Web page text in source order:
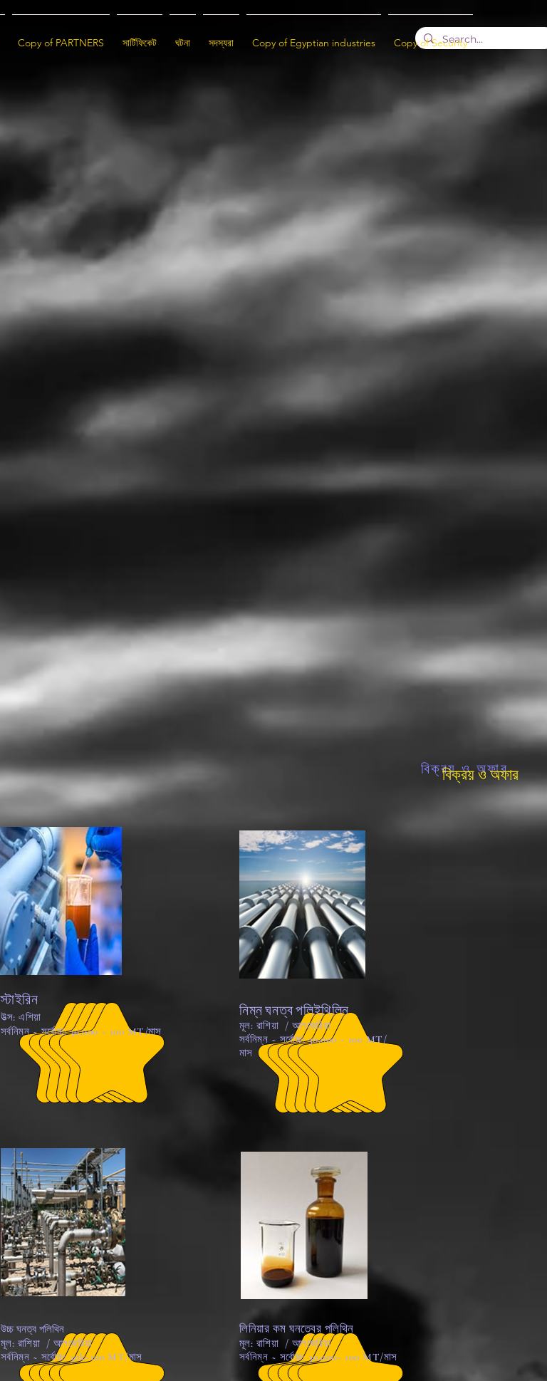
Copy of PARTNERS সার্টিফিকেট ঘটনা সদস্যরা Copy of Egyptian industries Copy of Security
স্টাইরিন
উত্স: এশিয়া
সর্বনিম্ন ~ সর্বোচ্চ: 30,000 ~ 100 MT/মাস
বিক্রয় ও অফার
বিক্রয় ও অফার
নিম্ন ঘনত্ব পলিইথিলিন
মূল: রাশিয়া / আলজেরিয়া
সর্বনিম্ন ~ সর্বোচ্চ: 30,000 ~ 100 MT/
মাস
উচ্চ ঘনত্ব পলিথিন
মূল: রাশিয়া / আলজেরিয়া
সর্বনিম্ন ~ সর্বোচ্চ: 30k~100 MT/মাস
লিনিয়ার কম ঘনত্বের পলিথিন
মূল: রাশিয়া / আলজেরিয়া
সর্বনিম্ন ~ সর্বোচ্চ: 30,000~ 100 MT/মাস